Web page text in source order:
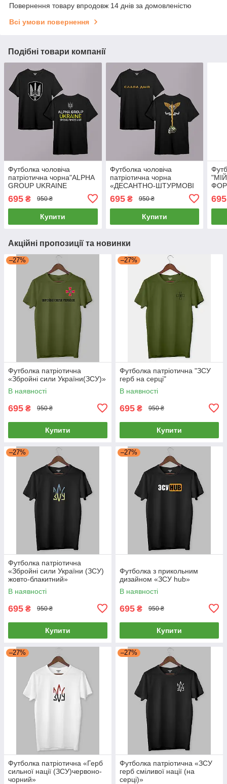
Повернення товару впродовж 14 днів за домовленістю
Всі умови повернення
Подібні товари компанії
Футболка чоловіча
патріотична чорна"ALPHA
GROUP UKRAINE
SPECIAL FORCES UNIT"
двухстороння
695 ₴ 950 ₴
Купити
Футболка чоловіча
патріотична чорна
«ДЕСАНТНО-ШТУРМОВІ
ВІЙСЬКА | СЛАВА ДШВ»
двухстороння
695₴ 950 ₴
Купити
695
Акційні пропозиції та новинки
–27%
Футболка патріотична
«Збройні сили України(ЗСУ)»
В наявності
695 ₴ 950 ₴
Купити
–27%
Футболка патріотична "ЗСУ
герб на серці"
В наявності
695 ₴ 950 ₴
Купити
–27%
Футболка патріотична
«Збройні сили України (ЗСУ)
жовто-блакитний»
В наявності
695 ₴ 950 ₴
Купити
–27%
Футболка з прикольним
дизайном «ЗСУ hub»
В наявності
695 ₴ 950 ₴
Купити
–27%
Футболка патріотична «Герб
сильної нації (ЗСУ)червоно-
чорний»
–27%
Футболка патріотична «ЗСУ
герб сміливої нації (на
серці)»